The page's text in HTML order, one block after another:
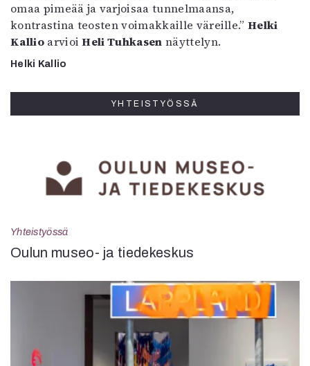
omaa pimeää ja varjoisaa tunnelmaansa,
kontrastina teosten voimakkaille väreille.”Helki
KallioarvioiHeli Tuhkasen näyttelyn.
Helki Kallio
YHTEISTYÖSSÄ
Yhteistyössä
Oulun museo- ja tiedekeskus